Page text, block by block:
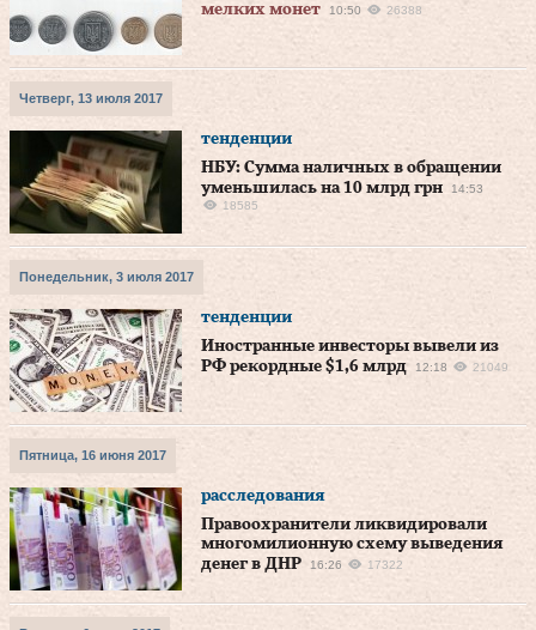
мелких монет
10:50 26388
Четверг, 13 июля 2017
тенденции
НБУ: Сумма наличных в обращении
уменьшилась на 10 млрд грн
14:53
18585
Понедельник, 3 июля 2017
тенденции
Иностранные инвесторы вывели из
РФ рекордные $1,6 млрд
12:18 21049
Пятница, 16 июня 2017
расследования
Правоохранители ликвидировали
многомилионную схему выведения
денег в ДНР
16:26 17322